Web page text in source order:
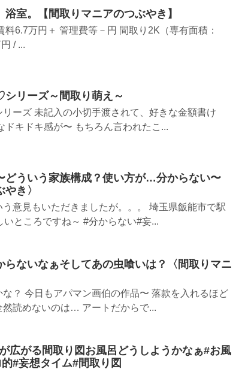
室。【間取りマニアのつぶやき】
6.7万円＋ 管理費等－円 間取り2K（専有面積：
/ ...
リーズ～間取り萌え～
ーズ 未記入の小切手渡されて、好きな金額書け
ドキドキ感が〜 もちろん言われたこ...
どういう家族構成？使い方が…分からない〜
き〉
意見もいただきましたが。。。 埼玉県飯能市で駅
ところですね～ #分からない#妄...
らないなぁそしてあの虫喰いは？〈間取りマニ
？ 今日もアパマン画伯の作品〜 落款を入れるほど
読めないのは… アートだからで...
広がる間取り図お風呂どうしようかなぁ#お風
#妄想タイム#間取り図